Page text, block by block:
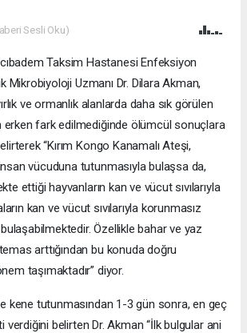
Sesli Oku)
Taksim Hastanesi Enfeksiyon
Mikrobiyoloji Uzmanı Dr. Dilara Akman,
ve ormanlık alanlarda daha sık görülen
erken fark edilmediğinde ölümcül sonuçlara
“Kırım Kongo Kanamalı Ateşi,
vücuduna tutunmasıyla bulaşsa da,
ettiği hayvanların kan ve vücut sıvılarıyla
kan ve vücut sıvılarıyla korunmasız
Özellikle bahar ve yaz
arttığından bu konuda doğru
taşımaktadır” diyor.
kene tutunmasından 1-3 gün sonra, en geç
verdiğini belirten Dr. Akman “İlk bulgular ani